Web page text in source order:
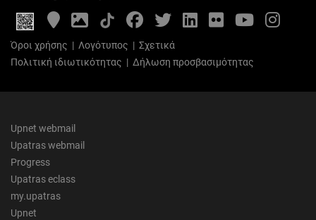
Google
Maps
Photo
Gallery
FacebookTwitterLinkedIn
FlickrYouTube
Όροι χρήσης | Λογότυπος | Σχετικά
Πολιτική ιδιωτικότητας | Δήλωση προσβασιμότητας
Upnet webmail
Upatras webmail
Progress
Upatras eclass
my.upatras
Upnet